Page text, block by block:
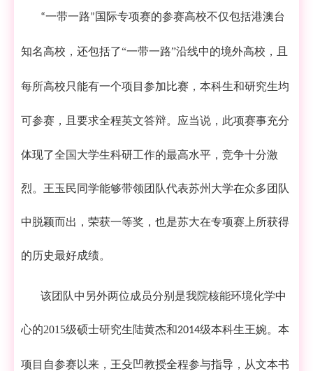
“一带一路”国际专项赛的参赛高校不仅包括港澳台
知名高校，还包括了“一带一路”沿线中的境外高校，且
每所高校只能有一个项目参加比赛，本科生和研究生均
可参赛，且要求全程英文答辩。应当说，此项赛事充分
体现了全国大学生科研工作的最高水平，竞争十分激
烈。 王玉民同学能够带领团队代表苏州大学在众多团队
中脱颖而出，荣获一等奖 ，也是苏大在专项赛上所获得
的历史最好成绩。
该团队中另外两位成员分别是我院核能环境化学中
心的2015级硕士研究生陆黄杰和2014级本科生王婉。本
项目自参赛以来，王殳凹教授全程参与指导，从文本书